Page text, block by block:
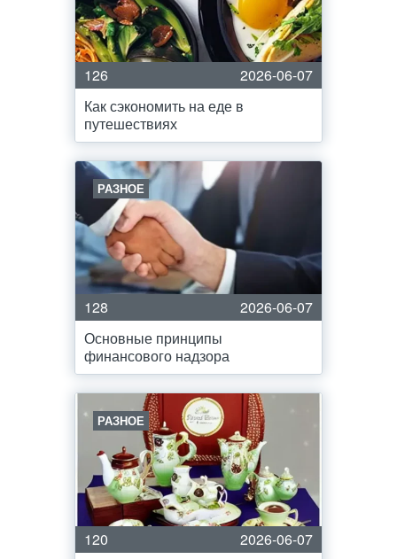
126
2026-06-07
Как сэкономить на еде в
путешествиях
РАЗНОЕ
128
2026-06-07
Основные принципы
финансового надзора
РАЗНОЕ
120
2026-06-07